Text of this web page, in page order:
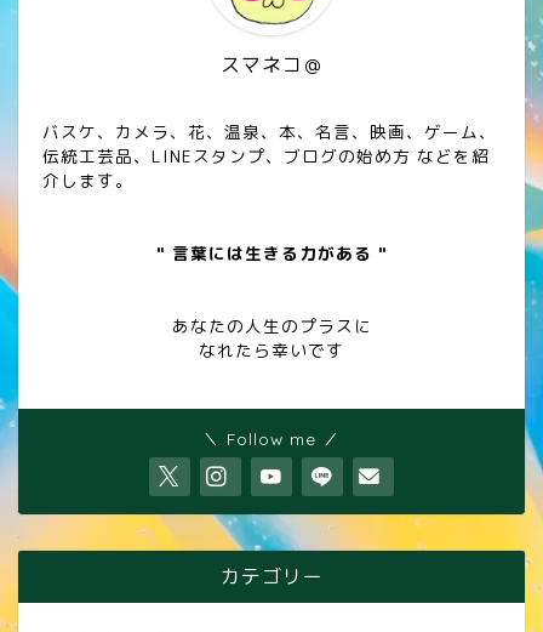
スマネコ＠
バスケ、カメラ、花、温泉、本、名言、映画、ゲーム、
伝統工芸品、LINEスタンプ、ブログの始め方 などを紹
介します。
" 言葉には生きる力がある "
あなたの人生のプラスに
なれたら幸いです
＼ Follow me ／
カテゴリー